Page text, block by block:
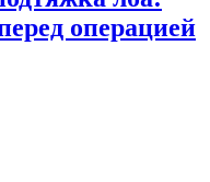
операцией